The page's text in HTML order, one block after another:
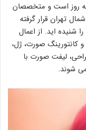
به روز است و متخصصان
تهران قرار گرفته
شنیده اید. از اعمال
و کانتورینگ صورت، ژل،
لیفت صورت با
می شوند.